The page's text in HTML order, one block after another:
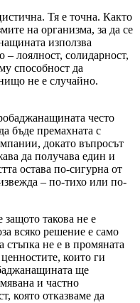
Тя е точна. Както
на организма, за да се
използва
лоялност, солидарност,
способност да
не е случайно.
често
бъде премахната с
докато въпросът
да получава един и
остава по-сигурна от
– по-тихо или по-
такова не е
всяко решение е само
не е в промяната
които ги
ще
и частно
която отказваме да